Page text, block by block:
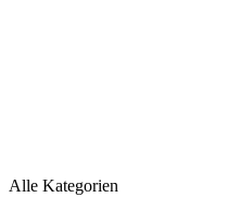
Alle Kategorien